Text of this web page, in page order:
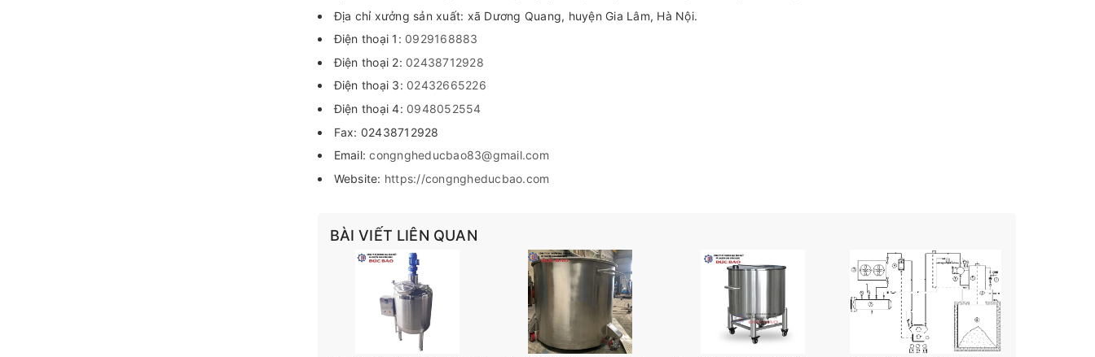
Địa chỉ xưởng sản xuất: xã Dương Quang, huyện Gia Lâm, Hà Nội.
Điện thoại 1: 0929168883
Điện thoại 2: 02438712928
Điện thoại 3: 02432665226
Điện thoại 4: 0948052554
Fax: 02438712928
Email:congngheducbao83@gmail.com
Website: https://congngheducbao.com
BÀI VIẾT LIÊN QUAN